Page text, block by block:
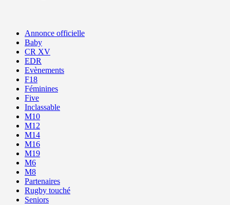
Annonce officielle
Baby
CR XV
EDR
Evènements
F18
Féminines
Five
Inclassable
M10
M12
M14
M16
M19
M6
M8
Partenaires
Rugby touché
Seniors